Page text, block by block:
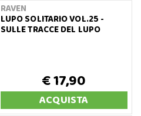
RAVEN
LUPO SOLITARIO VOL.25 -
SULLE TRACCE DEL LUPO
€ 17,90
ACQUISTA